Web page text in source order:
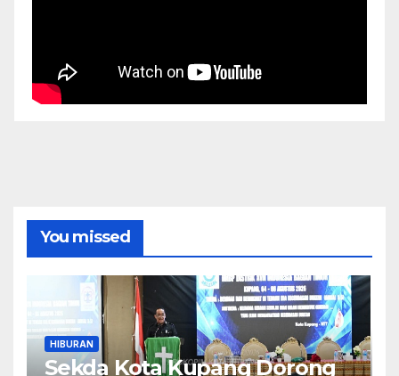
You missed
HIBURAN
Sekda Kota Kupang Dorong